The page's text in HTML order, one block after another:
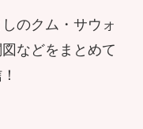
のクム・サウォ
などをまとめて